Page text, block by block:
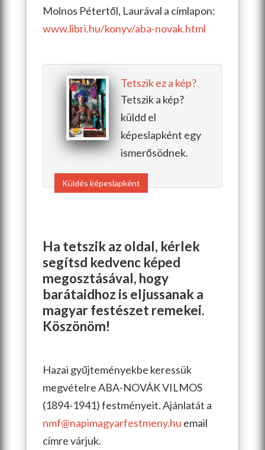
Molnos Pétertől, Laurával a címlapon:
www.libri.hu/konyv/aba-novak.html
Tetszik ez a kép?
Tetszik a kép?
küldd el
képeslapként egy
ismerősödnek.
Küldés képeslapként
Ha tetszik az oldal, kérlek
segítsd kedvenc képed
megosztásával, hogy
barátaidhoz is eljussanak a
magyar festészet remekei.
Köszönöm!
Hazai gyűjteményekbe keressük
megvételre ABA-NOVÁK VILMOS
(1894-1941) festményeit. Ajánlatát a
nmf@napimagyarfestmeny.hu email
címre várjuk.